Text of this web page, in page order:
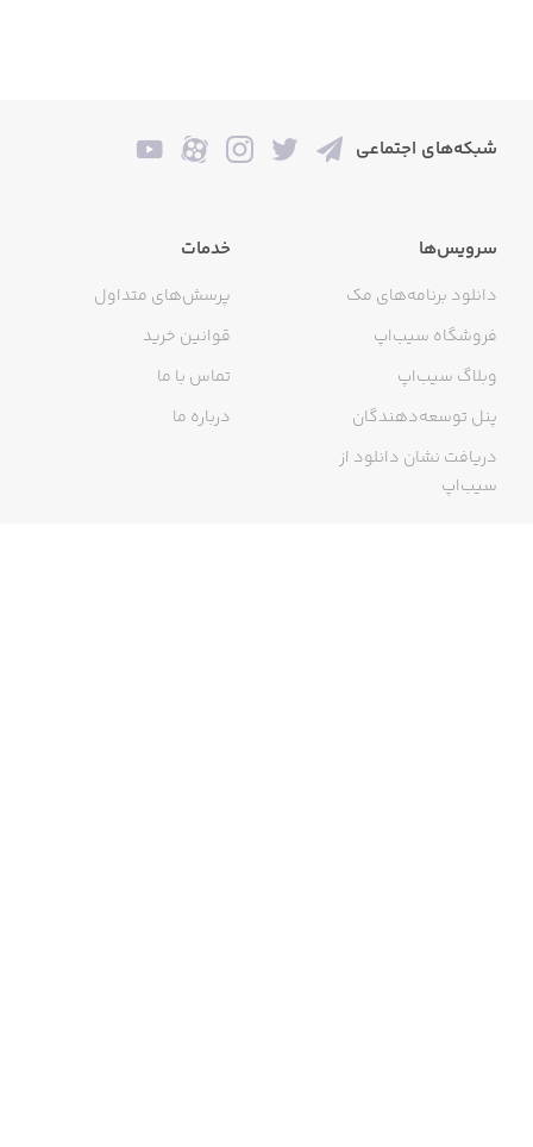
شبکه‌های اجتماعی
سرویس‌ها
دانلود برنامه‌های مک
فروشگاه سیب‌اپ
وبلاگ سیب‌اپ
پنل توسعه‌دهندگان
دریافت نشان دانلود از
سیب‌اپ
خدمات
پرسش‌های متداول
قوانین خرید
تماس با ما
درباره ما